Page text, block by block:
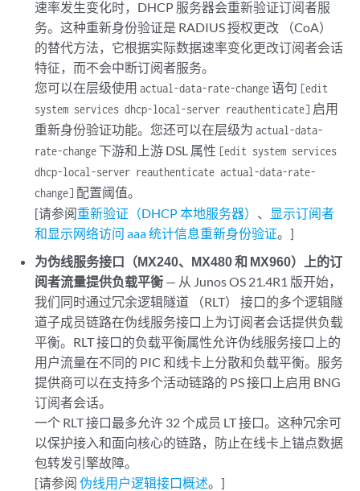
速率发生变化时，DHCP 服务器会重新验证订阅者服
务。这种重新身份验证是 RADIUS 授权更改 （CoA）
的替代方法，它根据实际数据速率变化更改订阅者会话
特征，而不会中断订阅者服务。
您可以在层级使用actual-data-rate-change语句 [edit
system services dhcp-local-server reauthenticate] 启用
重新身份验证功能。您还可以在层级为actual-data-
rate-change 下游和上游 DSL 属性 [edit system services
dhcp-local-server reauthenticate actual-data-rate-
change] 配置阈值。
[请参阅重新验证（DHCP 本地服务器） 、 显示订阅者
和显示网络访问 aaa 统计信息重新身份验证。]
为伪线服务接口（MX240、MX480 和 MX960）上的订
阅者流量提供负载平衡 — 从 Junos OS 21.4R1 版开始，
我们同时通过冗余逻辑隧道 （RLT） 接口的多个逻辑隧
道子成员链路在伪线服务接口上为订阅者会话提供负载
平衡。RLT 接口的负载平衡属性允许伪线服务接口上的
用户流量在不同的 PIC 和线卡上分散和负载平衡。服务
提供商可以在支持多个活动链路的 PS 接口上启用 BNG
订阅者会话。
一个 RLT 接口最多允许 32 个成员 LT 接口。这种冗余可
以保护接入和面向核心的链路，防止在线卡上锚点数据
包转发引擎故障。
[请参阅伪线用户逻辑接口概述。]